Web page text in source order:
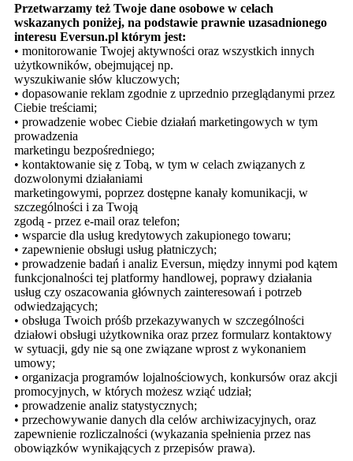
Przetwarzamy też Twoje dane osobowe w celach
wskazanych poniżej, na podstawie prawnie uzasadnionego
interesu Eversun.pl którym jest:
• monitorowanie Twojej aktywności oraz wszystkich innych
użytkowników, obejmującej np.
wyszukiwanie słów kluczowych;
• dopasowanie reklam zgodnie z uprzednio przeglądanymi przez
Ciebie treściami;
• prowadzenie wobec Ciebie działań marketingowych w tym
prowadzenia
marketingu bezpośredniego;
• kontaktowanie się z Tobą, w tym w celach związanych z
dozwolonymi działaniami
marketingowymi, poprzez dostępne kanały komunikacji, w
szczególności i za Twoją
zgodą - przez e-mail oraz telefon;
• wsparcie dla usług kredytowych zakupionego towaru;
• zapewnienie obsługi usług płatniczych;
• prowadzenie badań i analiz Eversun, między innymi pod kątem
funkcjonalności tej platformy handlowej, poprawy działania
usług czy oszacowania głównych zainteresowań i potrzeb
odwiedzających;
• obsługa Twoich próśb przekazywanych w szczególności
działowi obsługi użytkownika oraz przez formularz kontaktowy
w sytuacji, gdy nie są one związane wprost z wykonaniem
umowy;
• organizacja programów lojalnościowych, konkursów oraz akcji
promocyjnych, w których możesz wziąć udział;
• prowadzenie analiz statystycznych;
• przechowywanie danych dla celów archiwizacyjnych, oraz
zapewnienie rozliczalności (wykazania spełnienia przez nas
obowiązków wynikających z przepisów prawa).